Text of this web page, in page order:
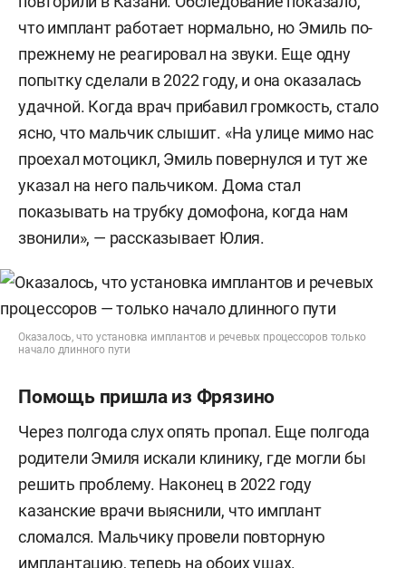
что имплант работает нормально, но Эмиль по-
прежнему не реагировал на звуки. Еще одну
попытку сделали в 2022 году, и она оказалась
удачной. Когда врач прибавил громкость, стало
ясно, что мальчик слышит. «На улице мимо нас
проехал мотоцикл, Эмиль повернулся и тут же
указал на него пальчиком. Дома стал
показывать на трубку домофона, когда нам
звонили», — рассказывает Юлия.
Оказалось, что установка имплантов и речевых процессоров только
начало длинного пути
Помощь пришла из Фрязино
Через полгода слух опять пропал. Еще полгода
родители Эмиля искали клинику, где могли бы
решить проблему. Наконец в 2022 году
казанские врачи выяснили, что имплант
сломался. Мальчику провели повторную
имплантацию, теперь на обоих ушах.